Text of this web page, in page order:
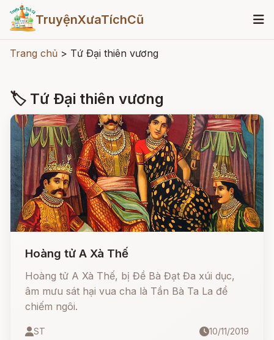
TruyệnXưaTíchCũ
Trang chủ > Tứ Ðại thiên vương
🏷 Tứ Ðại thiên vương
Hoàng tử A Xà Thế
Hoàng tử A Xà Thế, bị Đề Bà Đạt Đa xúi dục,
âm mưu sát hại vua cha là Tần Bà Ta La để
chiếm ngôi.
ST 10/11/2019